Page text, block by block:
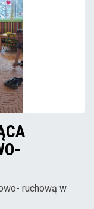
ruchową w